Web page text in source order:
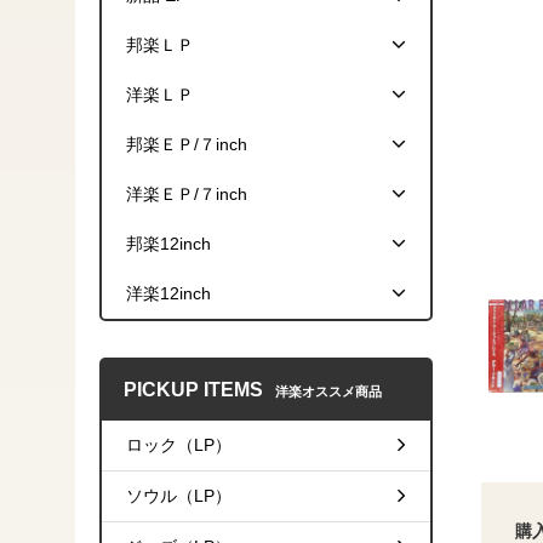
購
邦楽ＬＰ
洋楽ＬＰ
邦楽ＥＰ/７inch
洋楽ＥＰ/７inch
邦楽12inch
洋楽12inch
PICKUP ITEMS 洋楽オススメ商品
ロック（LP）
ソウル（LP）